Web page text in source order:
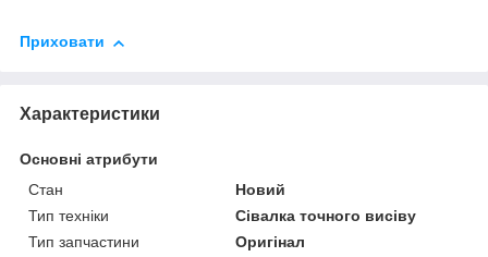
Приховати
Характеристики
Основні атрибути
Стан
Новий
Тип техніки
Сівалка точного висіву
Тип запчастини
Оригінал